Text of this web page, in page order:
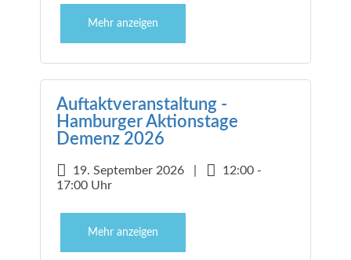
Mehr anzeigen
Auftaktveranstaltung -
Hamburger Aktionstage
Demenz 2026
19. September 2026 |
12:00 -
17:00 Uhr
Mehr anzeigen